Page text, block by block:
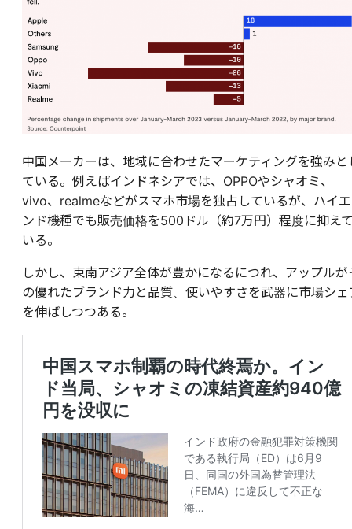
中国メーカーは、地域に合わせたマーケティングを強みと
ている。例えばインドネシアでは、OPPOやシャオミ、
vivo、realmeなどがスマホ市場を独占しているが、ハイエ
ンド機種でも販売価格を500ドル（約7万円）程度に抑え
いる。
しかし、東南アジア全体が豊かになるにつれ、アップルが
の優れたブランド力と品質、使いやすさを武器に市場シェ
を伸ばしつつある。